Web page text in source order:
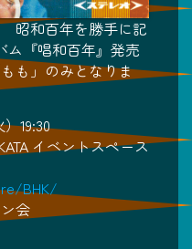
昭和百年を勝手に記
ム『唱和百年』発売
も」のみとなりま
19:30
イベントスペース
BHK/
会